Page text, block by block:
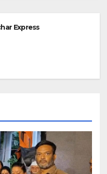
Express